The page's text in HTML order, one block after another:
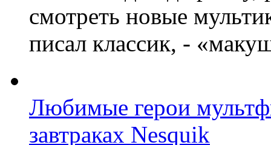
смотреть новые
писал классик, -
Любимые герои
завтраках Nesquik